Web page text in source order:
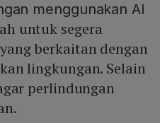
menggunakan AI
untuk segera
berkaitan dengan
lingkungan. Selain
perlindungan